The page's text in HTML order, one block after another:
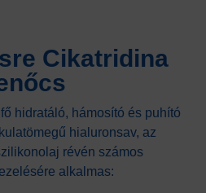
Cikatridina
hidratáló, hámosító és puhító
hialuronsav, az
révén számos
alkalmas: